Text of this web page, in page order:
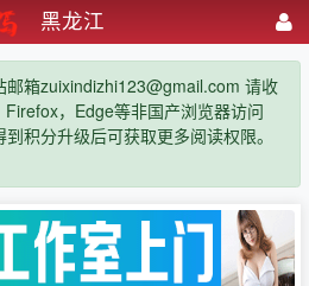
黑龙江
箱zuixindizhi123@gmail.com 请收
，Edge等非国产浏览器访问
积分升级后可获取更多阅读权限。